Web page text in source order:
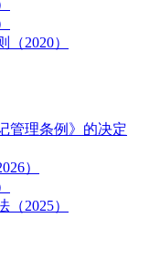
2020）
管理条例》的决定
）
2025）